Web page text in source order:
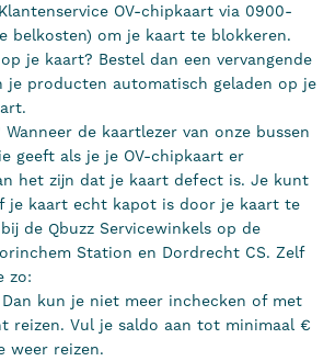
OV-chipkaart via 0900-
belkosten) om je kaart te blokkeren.
je kaart? Bestel dan een vervangende
je producten automatisch geladen op je
de kaartlezer van onze bussen
geeft als je je OV-chipkaart er
het zijn dat je kaart defect is. Je kunt
je kaart echt kapot is door je kaart te
de Qbuzz Servicewinkels op de
Station en Dordrecht CS. Zelf
zo:
Dan kun je niet meer inchecken of met
reizen. Vul je saldo aan tot minimaal €
weer reizen.